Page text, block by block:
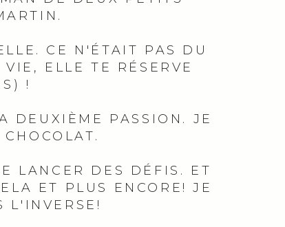
CE N'ÉTAIT PAS DU
ELLE TE RÉSERVE
!
DEUXIÈME PASSION. JE
LANCER DES DÉFIS. ET
ET PLUS ENCORE! JE
L'INVERSE!